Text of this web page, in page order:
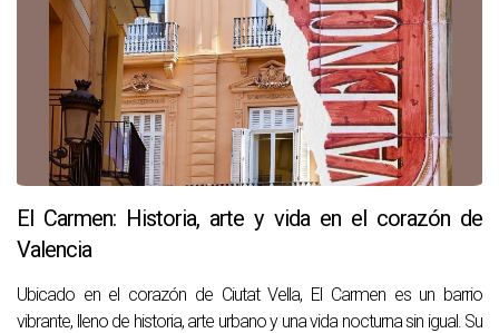
El Carmen: Historia, arte y vida en el corazón de
Valencia
Ubicado en el corazón de Ciutat Vella, El Carmen es un barrio
vibrante, lleno de historia, arte urbano y una vida nocturna sin igual. Su